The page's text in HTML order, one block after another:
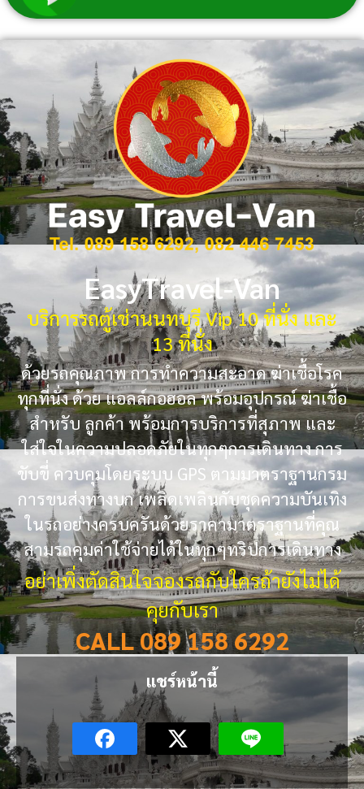
EasyTravel-Van
บริการรถตู้เช่านนทบุรี Vip 10 ที่นั่ง และ
13 ที่นั่ง
ด้วยรถคุณภาพ การทำความสะอาด ฆ่าเชื้อโรค
ทุกที่นั่ง ด้วย แอลล์กอฮอล พร้อมอุปกรณ์ ฆ่าเชื้อ
สำหรับ ลูกค้า พร้อมการบริการที่สุภาพ และ
ใส่ใจในความปลอดภัยในทุกๆการเดินทาง การ
ขับขี่ ควบคุมโดยระบบ GPS ตามมาตราฐานกรม
การขนส่งทางบก เพลิดเพลินกับชุดความบันเทิง
ในรถอย่างครบครันด้วยราคามาตราฐานที่คุณ
สามรถคุมค่าใช้จ่ายได้ในทุกๆทริปการเดินทาง
อย่าเพิ่งตัดสินใจจองรถกับใครถ้ายังไม่ได้
คุยกับเรา
CALL 089 158 6292
แชร์หน้านี้